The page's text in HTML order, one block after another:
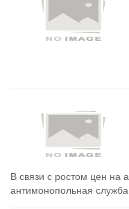
В связи с ростом цен на
антимонопольная